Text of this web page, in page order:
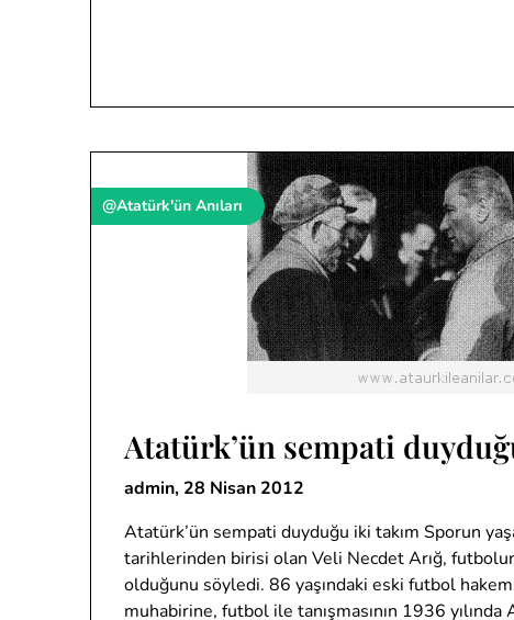
@Atatürk'ün Anıları
Atatürk’ün sempati
admin, 28 Nisan 2012
Atatürk’ün sempati duyduğu iki takım Sporun
tarihlerinden birisi olan Veli Necdet Arığ,
olduğunu söyledi. 86 yaşındaki eski futbol
muhabirine, futbol ile tanışmasının 1936 yılında